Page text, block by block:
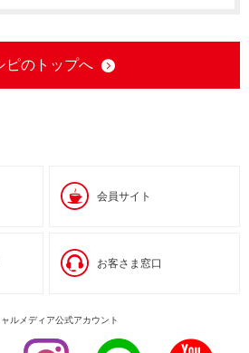
ピのトップへ
会員サイト
お客さま窓口
ルメディア公式アカウント